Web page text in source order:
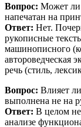
Вопрос: Может ли
напечатан на
Ответ: Нет.
рукописные
машинописного
автороведческая
речь (стиль,
Вопрос: Влияет
выполнена не на
Ответ: В целом
анализе